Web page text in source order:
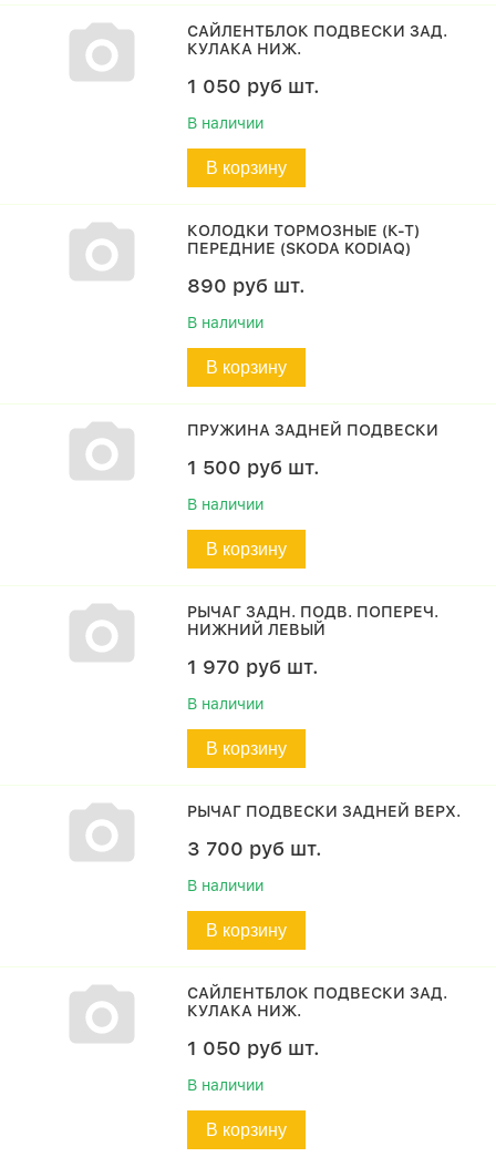
САЙЛЕНТБЛОК ПОДВЕСКИ ЗАД.
КУЛАКА НИЖ.
1 050 руб шт.
В наличии
В корзину
КОЛОДКИ ТОРМОЗНЫЕ (К-Т)
ПЕРЕДНИЕ (SKODA KODIAQ)
890 руб шт.
В наличии
В корзину
ПРУЖИНА ЗАДНЕЙ ПОДВЕСКИ
1 500 руб шт.
В наличии
В корзину
РЫЧАГ ЗАДН. ПОДВ. ПОПЕРЕЧ.
НИЖНИЙ ЛЕВЫЙ
1 970 руб шт.
В наличии
В корзину
РЫЧАГ ПОДВЕСКИ ЗАДНЕЙ ВЕРХ.
3 700 руб шт.
В наличии
В корзину
САЙЛЕНТБЛОК ПОДВЕСКИ ЗАД.
КУЛАКА НИЖ.
1 050 руб шт.
В наличии
В корзину